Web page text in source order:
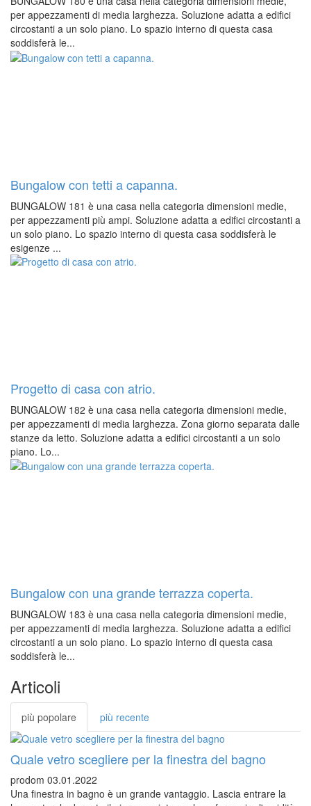
per appezzamenti di media larghezza. Soluzione adatta a edifici
circostanti a un solo piano. Lo spazio interno di questa casa
soddisferà le...
Bungalow con tetti a capanna.
BUNGALOW 181 è una casa nella categoria dimensioni medie,
per appezzamenti più ampi. Soluzione adatta a edifici circostanti a
un solo piano. Lo spazio interno di questa casa soddisferà le
esigenze ...
Progetto di casa con atrio.
BUNGALOW 182 è una casa nella categoria dimensioni medie,
per appezzamenti di media larghezza. Zona giorno separata dalle
stanze da letto. Soluzione adatta a edifici circostanti a un solo
piano. Lo...
Bungalow con una grande terrazza coperta.
BUNGALOW 183 è una casa nella categoria dimensioni medie,
per appezzamenti di media larghezza. Soluzione adatta a edifici
circostanti a un solo piano. Lo spazio interno di questa casa
soddisferà le...
Articoli
più popolare più recente
Quale vetro scegliere per la finestra del bagno
prodom 03.01.2022
Una finestra in bagno è un grande vantaggio. Lascia entrare la